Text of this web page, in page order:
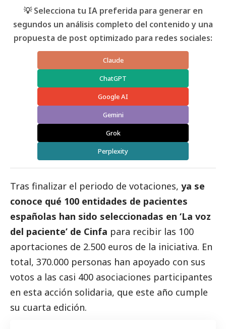
💡 Selecciona tu IA preferida para generar en
segundos un análisis completo del contenido y una
propuesta de post optimizado para redes sociales:
Claude
ChatGPT
Google AI
Gemini
Grok
Perplexity
Tras finalizar el periodo de votaciones, ya se
conoce qué 100 entidades de pacientes
españolas han sido seleccionadas en ‘La voz
del paciente’ de Cinfa para recibir las 100
aportaciones de 2.500 euros de la iniciativa. En
total, 370.000 personas han apoyado con sus
votos a las casi 400 asociaciones participantes
en esta acción solidaria, que este año cumple
su cuarta edición.